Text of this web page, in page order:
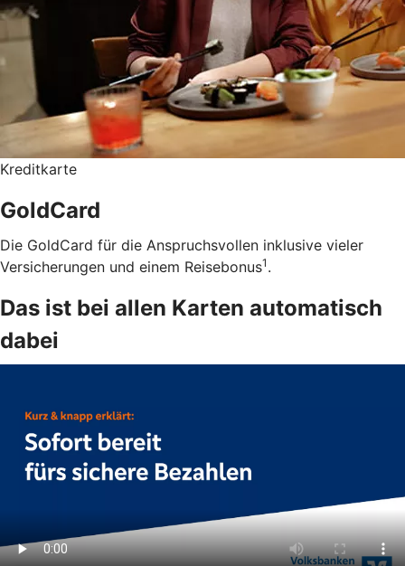
Kreditkarte
GoldCard
Die GoldCard für die Anspruchsvollen inklusive vieler
Versicherungen und einem Reisebonus1 .
Das ist bei allen Karten automatisch
dabei